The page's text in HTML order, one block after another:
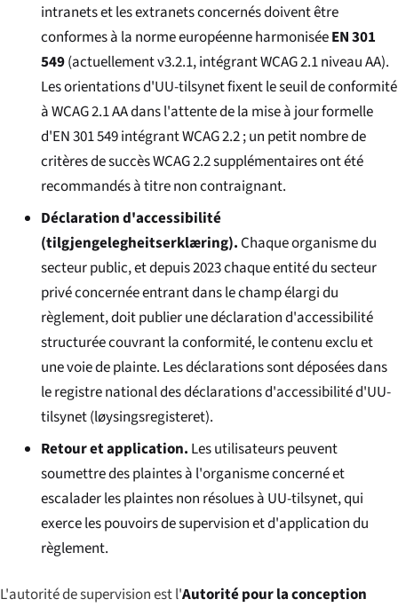
intranets et les extranets concernés doivent être
conformes à la norme européenne harmoniséeEN 301
549(actuellement v3.2.1, intégrant WCAG 2.1 niveau AA).
Les orientations d'UU-tilsynet fixent le seuil de conformité
à WCAG 2.1 AA dans l'attente de la mise à jour formelle
d'EN 301 549 intégrant WCAG 2.2 ; un petit nombre de
critères de succès WCAG 2.2 supplémentaires ont été
recommandés à titre non contraignant.
Déclaration d'accessibilité
(tilgjengelegheitserklæring).Chaque organisme du
secteur public, et depuis 2023 chaque entité du secteur
privé concernée entrant dans le champ élargi du
règlement, doit publier une déclaration d'accessibilité
structurée couvrant la conformité, le contenu exclu et
une voie de plainte. Les déclarations sont déposées dans
le registre national des déclarations d'accessibilité d'UU-
tilsynet (løysingsregisteret).
Retour et application. Les utilisateurs peuvent
soumettre des plaintes à l'organisme concerné et
escalader les plaintes non résolues à UU-tilsynet, qui
exerce les pouvoirs de supervision et d'application du
règlement.
L'autorité de supervision est l'Autorité pour la conception